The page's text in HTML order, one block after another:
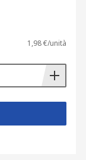
1,98 €/unità